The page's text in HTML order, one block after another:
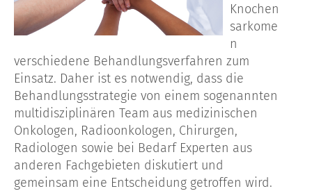
Knochen
sarkome
n
verschiedene Behandlungsverfahren zum
Einsatz. Daher ist es notwendig, dass die
Behandlungsstrategie von einem sogenannten
multidisziplinären Team aus medizinischen
Onkologen, Radioonkologen, Chirurgen,
Radiologen sowie bei Bedarf Experten aus
anderen Fachgebieten diskutiert und
gemeinsam eine Entscheidung getroffen wird.